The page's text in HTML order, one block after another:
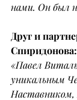
нами. Он был
Друг и
Спиридонова:
«Павел
уникальным